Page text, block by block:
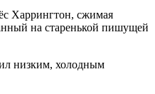
Харрингтон, сжимая
на старенькой пишущей
низким, холодным